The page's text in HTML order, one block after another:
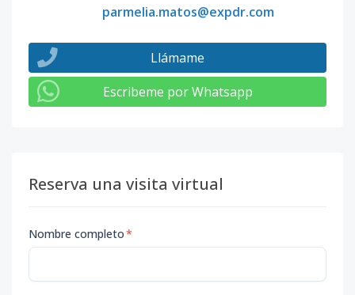
parmelia.matos@expdr.com
Llámame
Escribeme por Whatsapp
Reserva una visita virtual
Nombre completo*